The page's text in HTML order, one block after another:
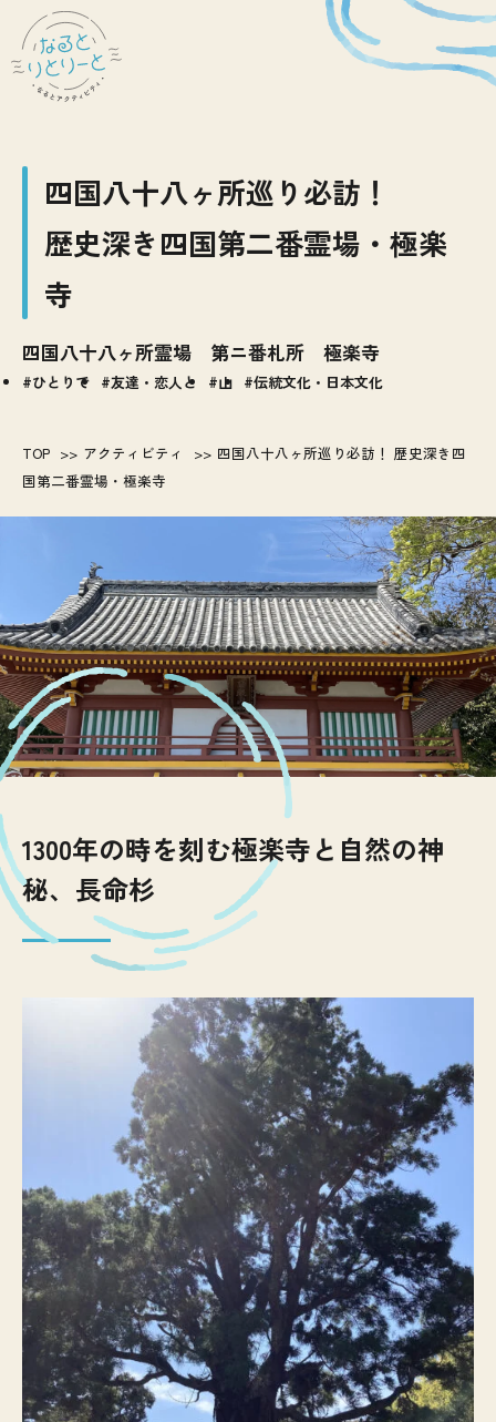
四国八十八ヶ所巡り必訪！
歴史深き四国第二番霊場・極楽
寺
四国八十八ヶ所霊場 第ニ番札所 極楽寺
ひとりで 友達・恋人と 山 伝統文化・日本文化
TOP アクティビティ
四国八十八ヶ所巡り必訪！ 歴史深き四
国第二番霊場・極楽寺
1300年の時を刻む極楽寺と自然の神
秘、長命杉